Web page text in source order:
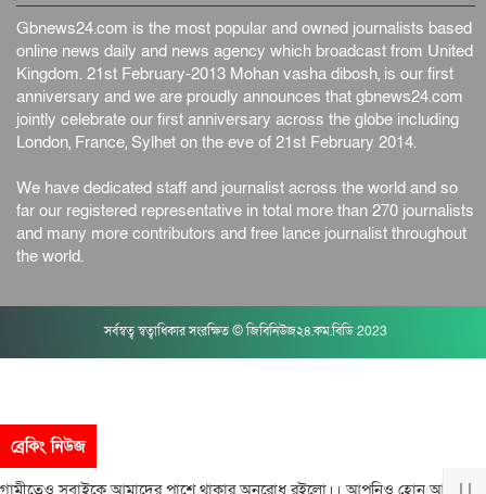
Gbnews24.com is the most popular and owned journalists based
online news daily and news agency which broadcast from United
Kingdom. 21st February-2013 Mohan vasha dibosh, is our first
anniversary and we are proudly announces that gbnews24.com
jointly celebrate our first anniversary across the globe including
London, France, Sylhet on the eve of 21st February 2014.
We have dedicated staff and journalist across the world and so
far our registered representative in total more than 270 journalists
and many more contributors and free lance journalist throughout
the world.
সর্বস্বত্ব স্বত্বাধিকার সংরক্ষিত © জিবিনিউজ২৪.কম.বিডি 2023
ব্রেকিং নিউজ
সবাইকে আমাদের পাশে থাকার অনুরোধ রইলো।। আপনিও হোন আমাদের সঙ্গী।